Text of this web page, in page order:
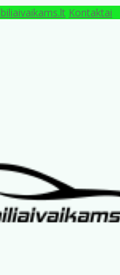
Kontaktai